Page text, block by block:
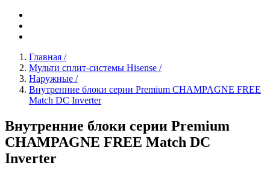
Главная /
Мульти сплит-системы Hisense /
Наружные /
Внутренние блоки серии Premium CHAMPAGNE FREE
Match DC Inverter
Внутренние блоки серии Premium
CHAMPAGNE FREE Match DC
Inverter